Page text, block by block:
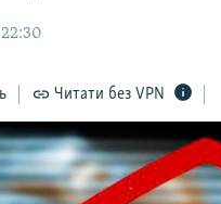
22:30
Читати без VPN